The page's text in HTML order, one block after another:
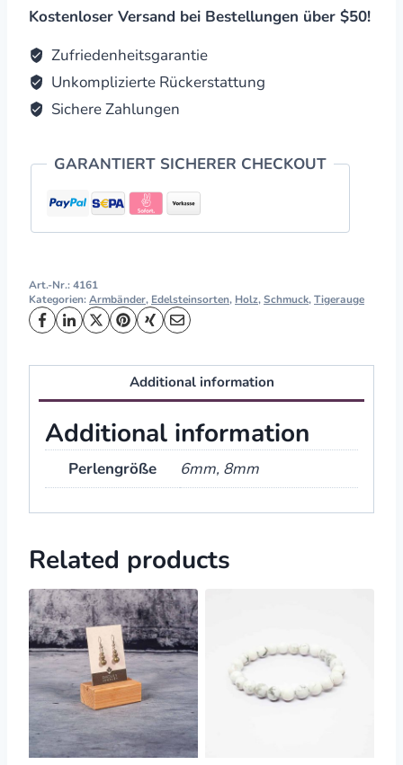
5
Kostenloser Versand bei Bestellungen über $50!
Zufriedenheitsgarantie
Unkomplizierte Rückerstattung
Sichere Zahlungen
GARANTIERT SICHERER CHECKOUT
Art.-Nr.:4161
Kategorien:Armbänder, Edelsteinsorten, Holz,Schmuck,Tigerauge
Additional information
Additional information
Perlengröße 6mm, 8mm
Related products